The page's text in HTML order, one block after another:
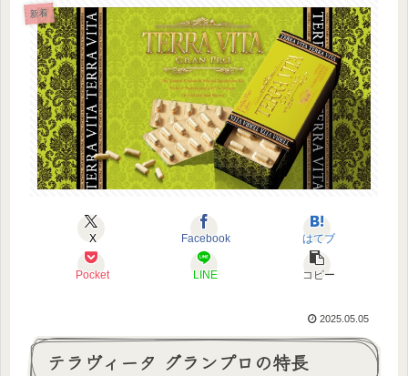
新着
X Facebook はてブ
Pocket LINE コピー
2025.05.05
テラヴィータ グランプロの特長